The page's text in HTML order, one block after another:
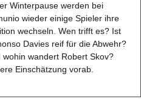
Winterpause werden bei
wieder einige Spieler ihre
wechseln. Wen trifft es? Ist
Davies reif für die Abwehr?
wohin wandert Robert Skov?
Einschätzung vorab.